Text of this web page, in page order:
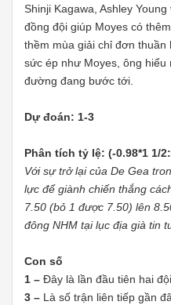
Shinji Kagawa, Ashley
đồng đội giúp Moyes có
thềm mùa giải chỉ đơn
sức ép như Moyes, ông
đường đang bước tới.
Dự đoán: 1-3
Phân tích tỷ lệ: (-0.98*1 1/
Với sự trở lại của De Gea
lực để giành chiến thắng
7.50 (bỏ 1 được 7.50) lên
đông NHM tại lục địa già tin
Con số
1 – Đây là lần đầu tiên hai
3 – Là số trận liên tiếp gần